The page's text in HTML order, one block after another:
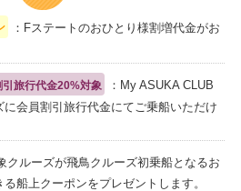
：Fステートのおひとり様割増代金がお
旅行代金20%対象
：My ASUKA CLUB
会員割引旅行代金にてご乗船いただけ
クルーズが飛鳥クルーズ初乗船となるお
船上クーポンをプレゼントします。